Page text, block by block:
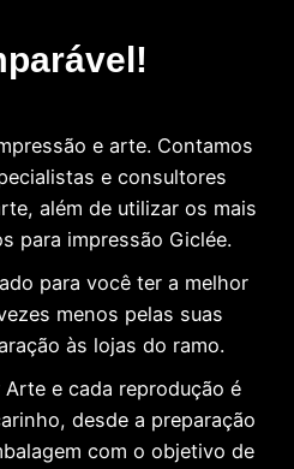
e arte. Contamos
e consultores
além de utilizar os mais
para impressão Giclée.
para você ter a melhor
menos pelas suas
às lojas do ramo.
e cada reprodução é
desde a preparação
com o objetivo de